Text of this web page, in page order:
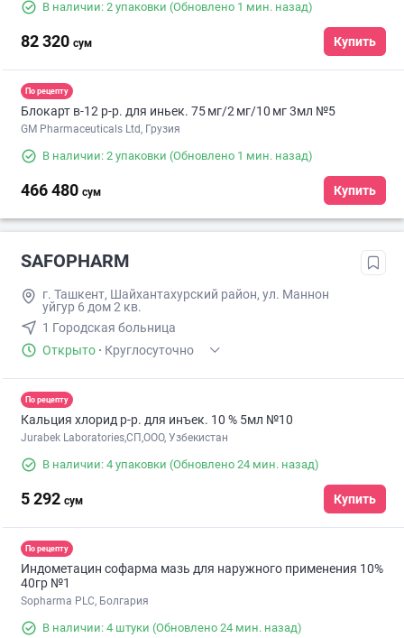
В наличии: 2 упаковки (Обновлено 1 мин. назад)
82 320 сум Купить
По рецепту
Блокарт в-12 р-р. для иньек. 75 мг/2 мг/10 мг 3мл №5
GM Pharmaceuticals Ltd, Грузия
В наличии: 2 упаковки (Обновлено 1 мин. назад)
466 480 сум Купить
SAFOPHARM
г. Ташкент, Шайхантахурский район, ул. Маннон
уйгур 6 дом 2 кв.
1 Городская больница
Открыто · Круглосуточно
По рецепту
Кальция хлорид р-р. для инъек. 10 % 5мл №10
Jurabek Laboratories,СП,ООО, Узбекистан
В наличии: 4 упаковки (Обновлено 24 мин. назад)
5 292 сум Купить
По рецепту
Индометацин софарма мазь для наружного применения 10%
40гр №1
Sopharma PLC, Болгария
В наличии: 4 штуки (Обновлено 24 мин. назад)